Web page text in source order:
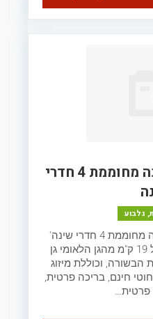
לבנדר בגלבוע בריכה מחוממת 4 חדרי
גלבוע
וילת 'לבנדר בגלבוע בריכה מחוממת 4 חדרי שינה'
נמצאת בנורית במרחק של 19 ק"מ מהגן הלאומי גן
מכנסיית הבשורה, וכוללת מיזוג
חינם, בריכה פרטית,
פרטית…